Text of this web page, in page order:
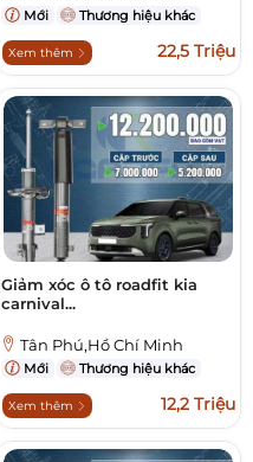
Mới Thương hiệu khác
Xem thêm 22,5 Triệu
Giảm xóc ô tô roadfit kia
carnival...
Tân Phú,Hồ Chí Minh
Mới Thương hiệu khác
Xem thêm 12,2 Triệu